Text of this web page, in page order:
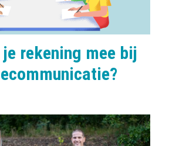
je rekening mee bij